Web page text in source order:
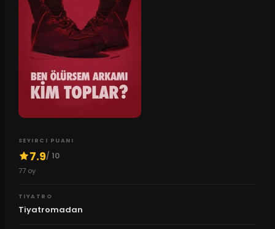
SEYIRCI PUANI
7.9/ 10
77oy
TIYATRO
Tiyatromadan